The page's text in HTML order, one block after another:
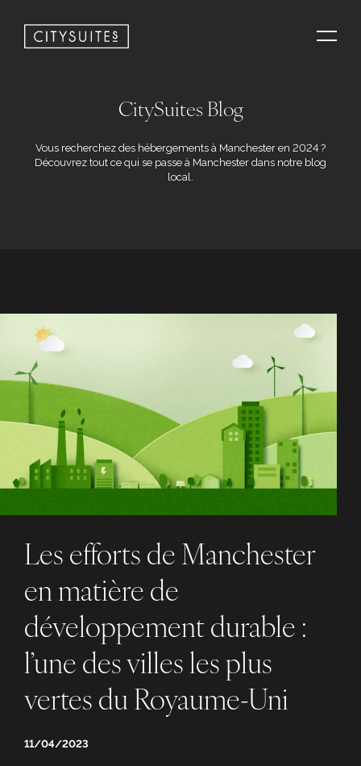
CitySuites Blog
Vous recherchez des hébergements à Manchester en 2024 ?
Découvrez tout ce qui se passe à Manchester dans notre blog
local.
Les efforts de Manchester
en matière de
développement durable :
l’une des villes les plus
vertes du Royaume-Uni
11/04/2023